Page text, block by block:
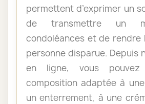
permettent d’exprimer un
de transmettre un
condoléances et de rendre
personne disparue. Depuis
en ligne, vous
composition adaptée à
un enterrement, à une